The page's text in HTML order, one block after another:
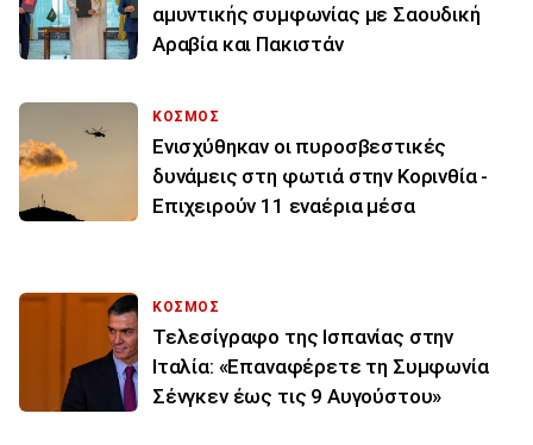
αμυντικής συμφωνίας με Σαουδική
Αραβία και Πακιστάν
ΚΟΣΜΟΣ
Ενισχύθηκαν οι πυροσβεστικές
δυνάμεις στη φωτιά στην Κορινθία -
Επιχειρούν 11 εναέρια μέσα
ΚΟΣΜΟΣ
Τελεσίγραφο της Ισπανίας στην
Ιταλία: «Επαναφέρετε τη Συμφωνία
Σένγκεν έως τις 9 Αυγούστου»